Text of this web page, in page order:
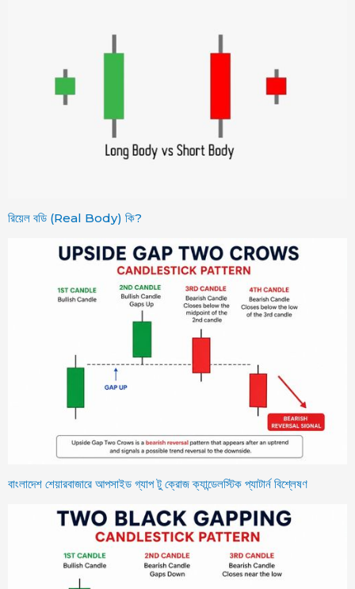
রিয়েল বডি (Real Body) কি?
বাংলাদেশ শেয়ারবাজারে আপসাইড গ্যাপ টু ক্রোজ ক্যান্ডেলস্টিক প্যাটার্ন বিশ্লেষণ